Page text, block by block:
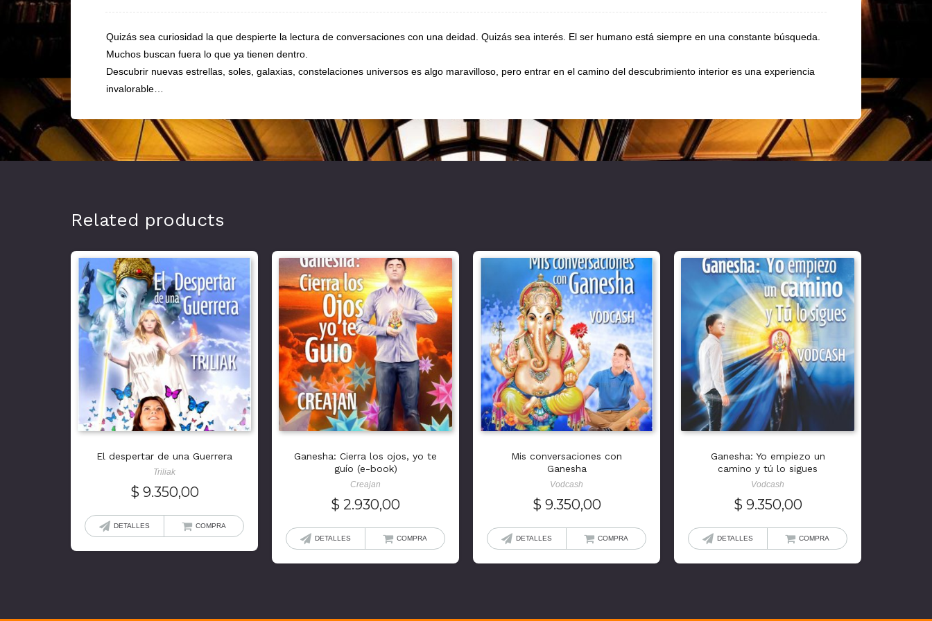
Quizás sea curiosidad la que despierte la lectura de conversaciones con una deidad. Quizás sea interés. El ser humano está siempre en una constante búsqueda.
Muchos buscan fuera lo que ya tienen dentro.
Descubrir nuevas estrellas, soles, galaxias, constelaciones universos es algo maravilloso, pero entrar en el camino del descubrimiento interior es una experiencia
invalorable…
Related products
El despertar de una Guerrera
Triliak
$ 9.350,00
DETALLES COMPRA
Ganesha: Cierra los ojos, yo te
guío (e-book)
Creajan
$ 2.930,00
DETALLES COMPRA
Mis conversaciones con
Ganesha
Vodcash
$ 9.350,00
DETALLES COMPRA
Ganesha: Yo empiezo un
camino y tú lo sigues
Vodcash
$ 9.350,00
DETALLES COMPRA